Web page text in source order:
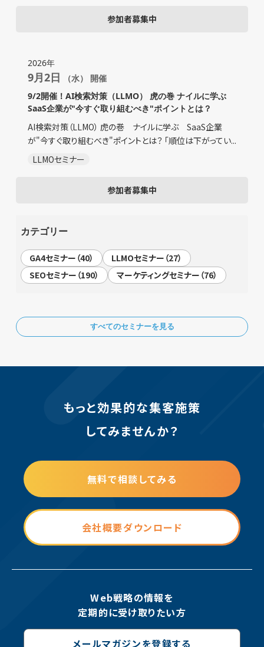
参加者募集中
2026年
9月2日 （水） 開催
9/2開催！AI検索対策（LLMO） 虎の巻 ナイルに学ぶ
SaaS企業が"今すぐ取り組むべき"ポイントとは？
AI検索対策（LLMO） 虎の巻 ナイルに学ぶ SaaS企業
が"今すぐ取り組むべき"ポイントとは？ 「順位は下がってい...
LLMOセミナー
参加者募集中
カテゴリー
GA4セミナー（40）
LLMOセミナー（27）
SEOセミナー（190）
マーケティングセミナー（76）
すべてのセミナーを見る
もっと効果的な集客施策
してみませんか？
無料で相談してみる
会社概要ダウンロード
Web戦略の情報を
定期的に受け取りたい方
メールマガジンを登録する